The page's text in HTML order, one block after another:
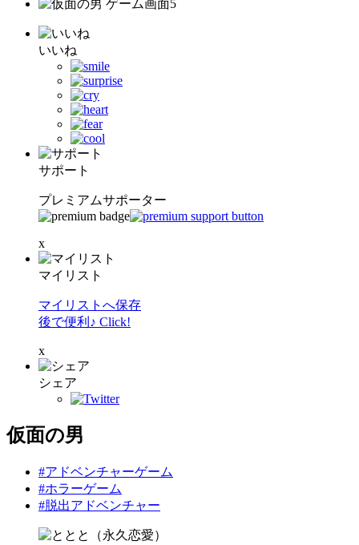
いいね
サポート
プレミアムサポーター
x
マイリスト
マイリストへ保存
後で便利♪ Click!
x
シェア
仮面の男
#アドベンチャーゲーム
#ホラーゲーム
#脱出アドベンチャー